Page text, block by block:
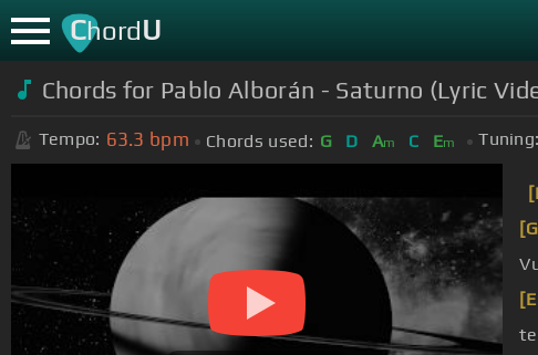
ChordU
Chords for Pablo Alborán - Saturno (Lyric
Tempo: 63.3 bpm Chords used: G D Am C Em Tuning: